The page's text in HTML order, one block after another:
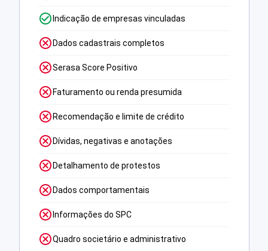
Indicação de empresas vinculadas
Dados cadastrais completos
Serasa Score Positivo
Faturamento ou renda presumida
Recomendação e limite de crédito
Dívidas, negativas e anotações
Detalhamento de protestos
Dados comportamentais
Informações do SPC
Quadro societário e administrativo